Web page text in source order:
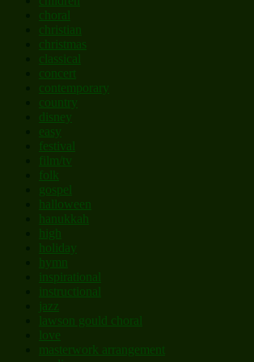
choral
christian
christmas
classical
concert
contemporary
country
disney
easy
festival
film/tv
folk
gospel
halloween
hanukkah
high
holiday
hymn
inspirational
instructional
jazz
lawson gould choral
love
masterwork arrangement